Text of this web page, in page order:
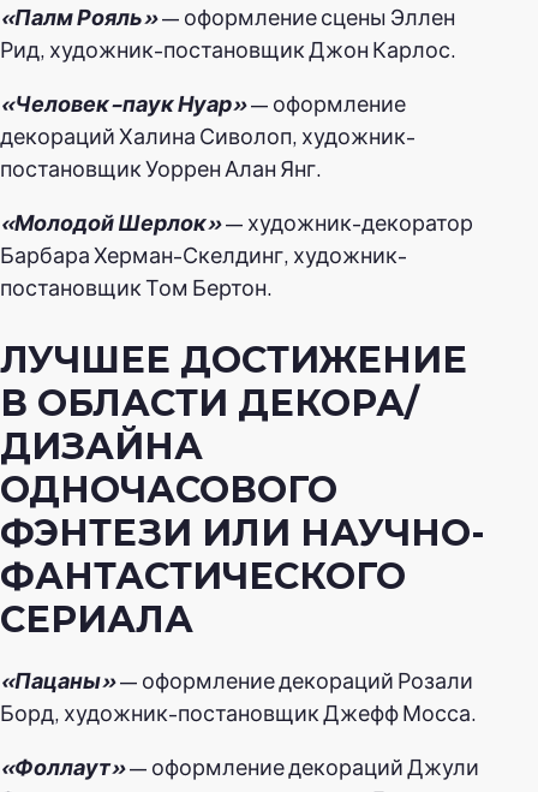
«Палм Рояль»— оформление сцены Эллен
Рид, художник-постановщик Джон Карлос.
«Человек-паук Нуар»— оформление
декораций Халина Сиволоп, художник-
постановщик Уоррен Алан Янг.
«Молодой Шерлок»— художник-декоратор
Барбара Херман-Скелдинг, художник-
постановщик Том Бертон.
ЛУЧШЕЕ ДОСТИЖЕНИЕ
В ОБЛАСТИ ДЕКОРА/
ДИЗАЙНА
ОДНОЧАСОВОГО
ФЭНТЕЗИ ИЛИ НАУЧНО-
ФАНТАСТИЧЕСКОГО
СЕРИАЛА
«Пацаны»— оформление декораций Розали
Борд, художник-постановщик Джефф Мосса.
«Фоллаут»— оформление декораций Джули